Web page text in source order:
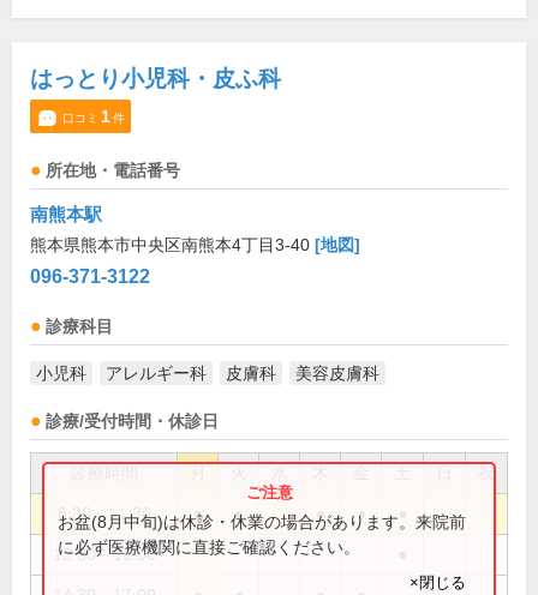
はっとり小児科・皮ふ科
口コミ 1件
所在地・電話番号
南熊本駅
熊本県熊本市中央区南熊本4丁目3-40 [地図]
096-371-3122
診療科目
小児科 アレルギー科 皮膚科 美容皮膚科
診療/受付時間・休診日
祝
8:30～11:30 ● ● ● ●
13:30～16:00
お盆(8月中旬)は休診・休業の場合があります。来院前
に必ず医療機関に直接ご確認ください。
×閉じる